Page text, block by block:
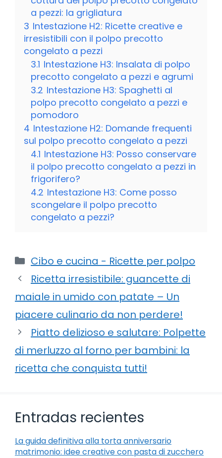
a pezzi: la grigliatura
3 Intestazione H2: Ricette creative e
irresistibili con il polpo precotto
congelato a pezzi
3.1 Intestazione H3: Insalata di polpo
precotto congelato a pezzi e agrumi
3.2 Intestazione H3: Spaghetti al
polpo precotto congelato a pezzi e
pomodoro
4 Intestazione H2: Domande frequenti
sul polpo precotto congelato a pezzi
4.1 Intestazione H3: Posso conservare
il polpo precotto congelato a pezzi in
frigorifero?
4.2 Intestazione H3: Come posso
scongelare il polpo precotto
congelato a pezzi?
Categorie
Cibo e cucina - Ricette per polpo
Ricetta irresistibile: guancette di
maiale in umido con patate – Un
piacere culinario da non perdere!
Piatto delizioso e salutare: Polpette
di merluzzo al forno per bambini: la
ricetta che conquista tutti!
Entradas recientes
La guida definitiva alla torta anniversario
matrimonio: idee creative con pasta di zucchero